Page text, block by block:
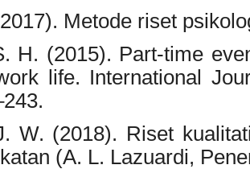
Metode riset
H. (2015). Part-time
life. International
W. (2018). Riset
(A. L. Lazuardi,